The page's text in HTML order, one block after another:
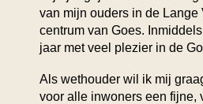
van mijn ouders in de Lange
centrum van Goes.
jaar met veel plezier in de
Als wethouder wil ik mij
voor alle inwoners een fijne,